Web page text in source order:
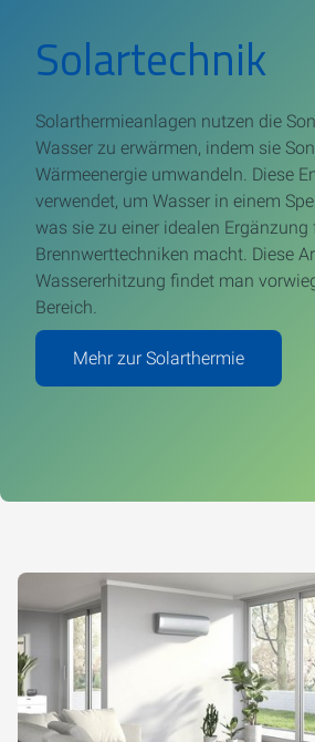
Solartechnik
Solarthermieanlagen nutzen die
Wasser zu erwärmen, indem sie
Wärmeenergie umwandeln. Diese
verwendet, um Wasser in einem
was sie zu einer idealen
Brennwerttechniken macht. Diese
Wassererhitzung findet man
Bereich.
Mehr zur Solarthermie